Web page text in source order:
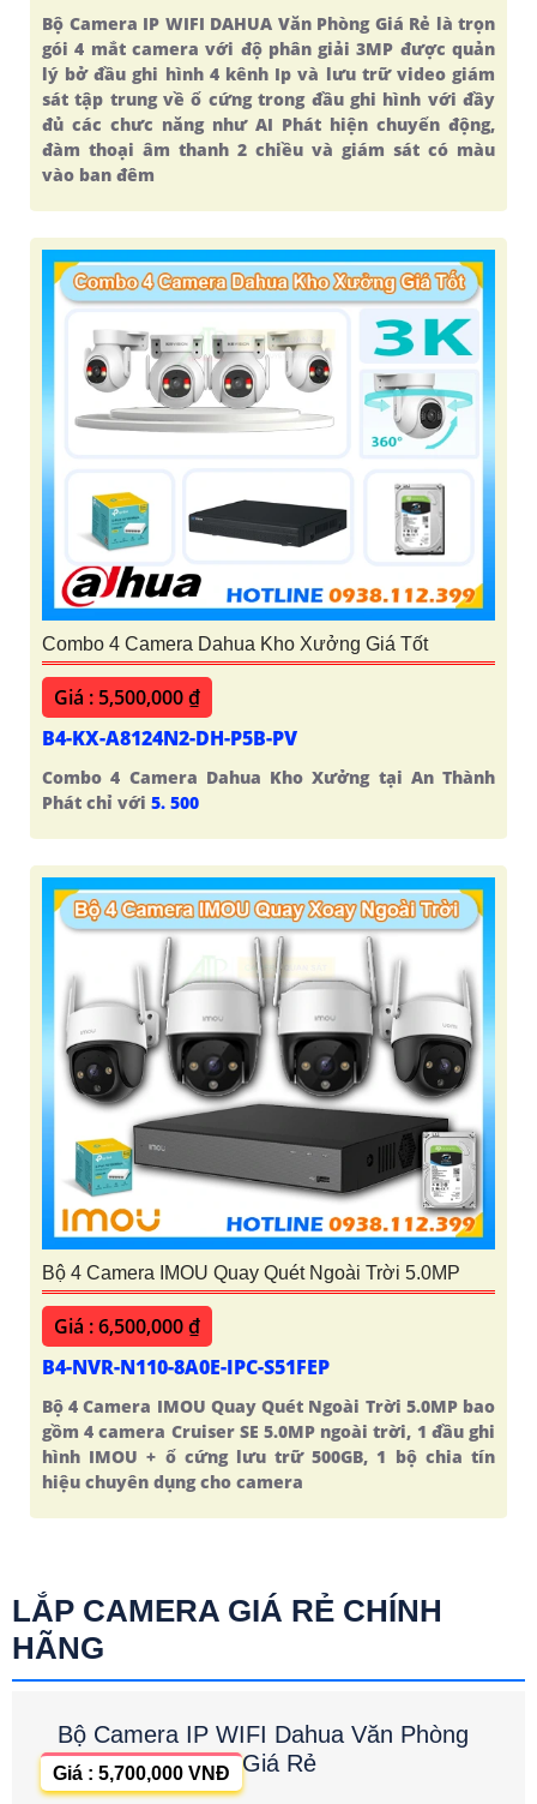
Bộ Camera IP WIFI DAHUA Văn Phòng Giá Rẻ là trọn
gói 4 mắt camera với độ phân giải 3MP được quản
lý bở đầu ghi hình 4 kênh Ip và lưu trữ video giám
sát tập trung về ổ cứng trong đầu ghi hình với đầy
đủ các chưc năng như AI Phát hiện chuyển động,
đàm thoại âm thanh 2 chiều và giám sát có màu
vào ban đêm
Combo 4 Camera Dahua Kho Xưởng Giá Tốt
Giá : 5,500,000 ₫
B4-KX-A8124N2-DH-P5B-PV
Combo 4 Camera Dahua Kho Xưởng tại An Thành
Phát chỉ với 5. 500
Bộ 4 Camera IMOU Quay Quét Ngoài Trời 5.0MP
Giá : 6,500,000 ₫
B4-NVR-N110-8A0E-IPC-S51FEP
Bộ 4 Camera IMOU Quay Quét Ngoài Trời 5.0MP bao
gồm 4 camera Cruiser SE 5.0MP ngoài trời, 1 đầu ghi
hình IMOU + ổ cứng lưu trữ 500GB, 1 bộ chia tín
hiệu chuyên dụng cho camera
LẮP CAMERA GIÁ RẺ CHÍNH
HÃNG
Bộ Camera IP WIFI Dahua Văn Phòng
Giá Rẻ
Giá : 5,700,000 VNĐ